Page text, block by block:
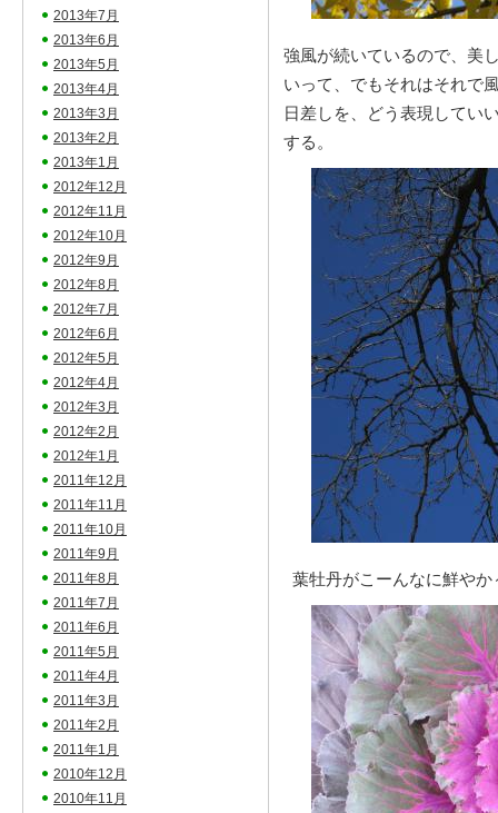
強風が続いているので、美
いって、でもそれはそれで
日差しを、どう表現してい
する。
葉牡丹がこーんなに鮮や
2013年7月
2013年6月
2013年5月
2013年4月
2013年3月
2013年2月
2013年1月
2012年12月
2012年11月
2012年10月
2012年9月
2012年8月
2012年7月
2012年6月
2012年5月
2012年4月
2012年3月
2012年2月
2012年1月
2011年12月
2011年11月
2011年10月
2011年9月
2011年8月
2011年7月
2011年6月
2011年5月
2011年4月
2011年3月
2011年2月
2011年1月
2010年12月
2010年11月